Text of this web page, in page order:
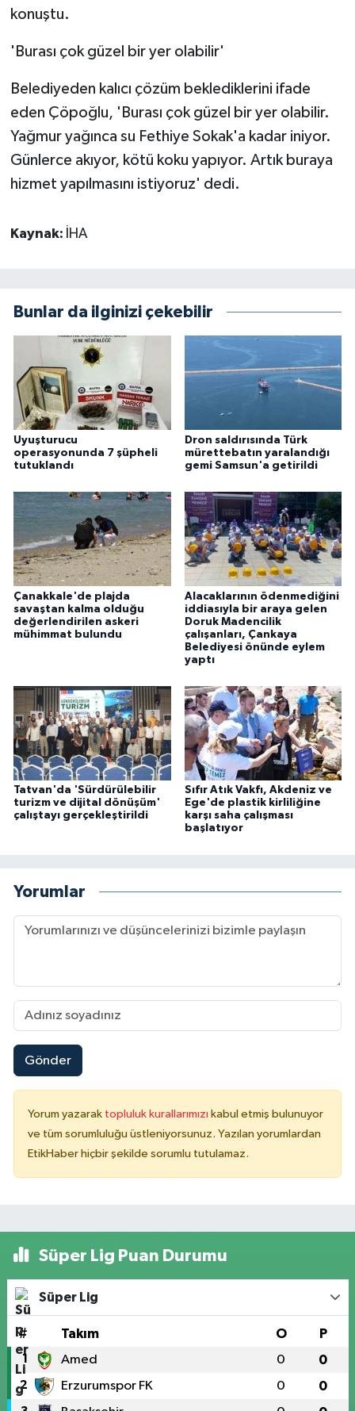
konuştu.
'Burası çok güzel bir yer olabilir'
Belediyeden kalıcı çözüm beklediklerini ifade
eden Çöpoğlu, 'Burası çok güzel bir yer olabilir.
Yağmur yağınca su Fethiye Sokak'a kadar iniyor.
Günlerce akıyor, kötü koku yapıyor. Artık buraya
hizmet yapılmasını istiyoruz' dedi.
Kaynak: İHA
Bunlar da ilginizi çekebilir
Uyuşturucu
operasyonunda 7 şüpheli
tutuklandı
Dron saldırısında Türk
mürettebatın yaralandığı
gemi Samsun'a getirildi
Çanakkale'de plajda
savaştan kalma olduğu
değerlendirilen askeri
mühimmat bulundu
Alacaklarının ödenmediğini
iddiasıyla bir araya gelen
Doruk Madencilik
çalışanları, Çankaya
Belediyesi önünde eylem
yaptı
Tatvan'da 'Sürdürülebilir
turizm ve dijital dönüşüm'
çalıştayı gerçekleştirildi
Sıfır Atık Vakfı, Akdeniz ve
Ege'de plastik kirliliğine
karşı saha çalışması
başlatıyor
Yorumlar
Gönder
Yorum yazarak topluluk kurallarımızı kabul etmiş bulunuyor
ve tüm sorumluluğu üstleniyorsunuz. Yazılan yorumlardan
EtikHaber hiçbir şekilde sorumlu tutulamaz.
Süper Lig Puan Durumu
Süper Lig
# Takım O P
1 Amed 0 0
2 Erzurumspor FK 0 0